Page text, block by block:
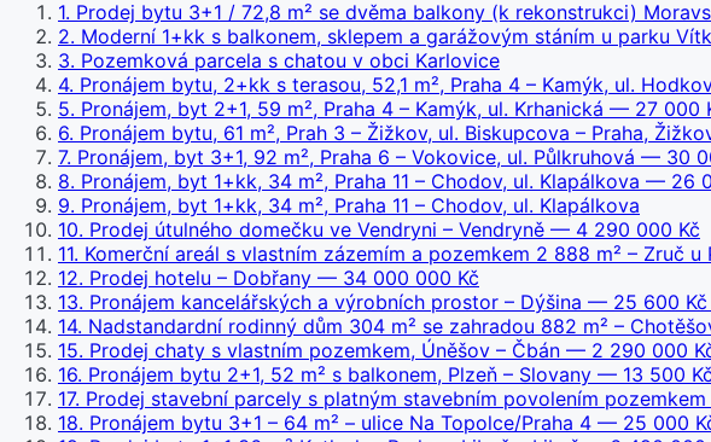
1. Prodej bytu 3+1 / 72,8 m² se dvěma balkony (k rekonstrukci)
2. Moderní 1+kk s balkonem, sklepem a garážovým stáním u parku
3. Pozemková parcela s chatou v obci Karlovice
4. Pronájem bytu, 2+kk s terasou, 52,1 m², Praha 4 – Kamýk, ul.
5. Pronájem, byt 2+1, 59 m², Praha 4 – Kamýk, ul. Krhanická — 27 000
6. Pronájem bytu, 61 m², Prah 3 – Žižkov, ul. Biskupcova – Praha,
7. Pronájem, byt 3+1, 92 m², Praha 6 – Vokovice, ul. Půlkruhová — 30
8. Pronájem, byt 1+kk, 34 m², Praha 11 – Chodov, ul. Klapálkova — 26
9. Pronájem, byt 1+kk, 34 m², Praha 11 – Chodov, ul. Klapálkova
10. Prodej útulného domečku ve Vendryni – Vendryně — 4 290 000 Kč
11. Komerční areál s vlastním zázemím a pozemkem 2 888 m² – Zruč u
12. Prodej hotelu – Dobřany — 34 000 000 Kč
13. Pronájem kancelářských a výrobních prostor – Dýšina — 25 600 Kč
14. Nadstandardní rodinný dům 304 m² se zahradou 882 m² –
15. Prodej chaty s vlastním pozemkem, Úněšov – Čbán — 2 290 000
16. Pronájem bytu 2+1, 52 m² s balkonem, Plzeň – Slovany — 13 500
17. Prodej stavební parcely s platným stavebním povolením pozemkem
18. Pronájem bytu 3+1 – 64 m² – ulice Na Topolce/Praha 4 — 25 000